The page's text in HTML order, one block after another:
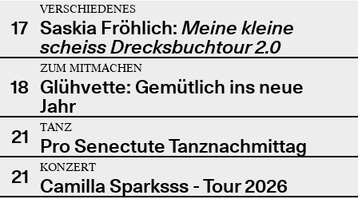
17
VERSCHIEDENES
Saskia Fröhlich: Meine kleine
scheiss Drecksbuchtour 2.0
18
ZUM MITMACHEN
Glühvette: Gemütlich ins neue
Jahr
21
TANZ
Pro Senectute Tanznachmittag
21
KONZERT
Camilla Sparksss - Tour 2026